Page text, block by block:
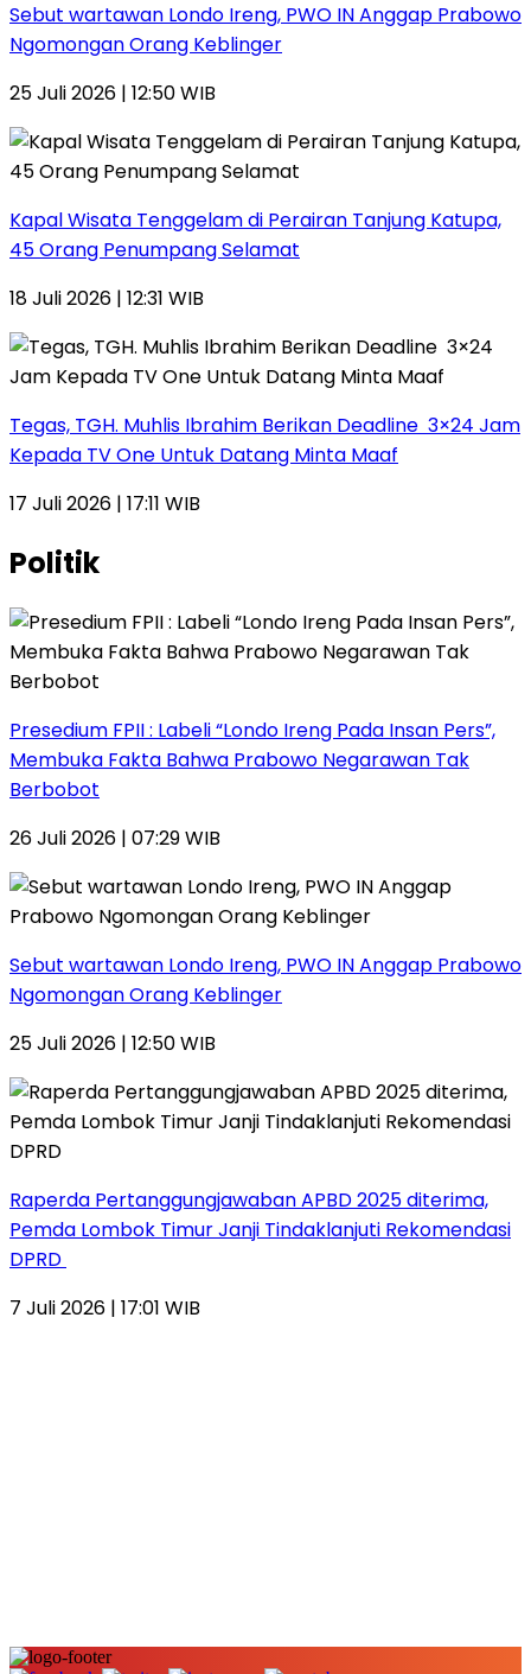
Sebut wartawan Londo Ireng, PWO IN Anggap Prabowo
Ngomongan Orang Keblinger
25 Juli 2026 | 12:50 WIB
Kapal Wisata Tenggelam di Perairan Tanjung Katupa,
45 Orang Penumpang Selamat
18 Juli 2026 | 12:31 WIB
Tegas, TGH. Muhlis Ibrahim Berikan Deadline 3×24 Jam
Kepada TV One Untuk Datang Minta Maaf
17 Juli 2026 | 17:11 WIB
Politik
Presedium FPII : Labeli “Londo Ireng Pada Insan Pers”,
Membuka Fakta Bahwa Prabowo Negarawan Tak
Berbobot
26 Juli 2026 | 07:29 WIB
Sebut wartawan Londo Ireng, PWO IN Anggap Prabowo
Ngomongan Orang Keblinger
25 Juli 2026 | 12:50 WIB
Raperda Pertanggungjawaban APBD 2025 diterima,
Pemda Lombok Timur Janji Tindaklanjuti Rekomendasi
DPRD
7 Juli 2026 | 17:01 WIB